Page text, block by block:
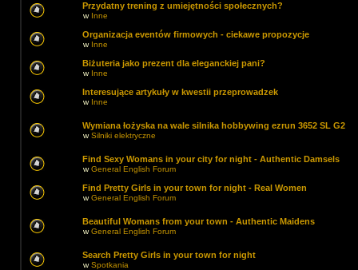
Przydatny trening z umiejętności społecznych?
w Inne
Organizacja eventów firmowych - ciekawe propozycje
w Inne
Biżuteria jako prezent dla eleganckiej pani?
w Inne
Interesujące artykuły w kwestii przeprowadzek
w Inne
Wymiana łożyska na wale silnika hobbywing ezrun 3652 SL G2
wSilniki elektryczne
Find Sexy Womans in your city for night - Authentic Damsels
wGeneral English Forum
Find Pretty Girls in your town for night - Real Women
wGeneral English Forum
Beautiful Womans from your town - Authentic Maidens
wGeneral English Forum
Search Pretty Girls in your town for night
wSpotkania